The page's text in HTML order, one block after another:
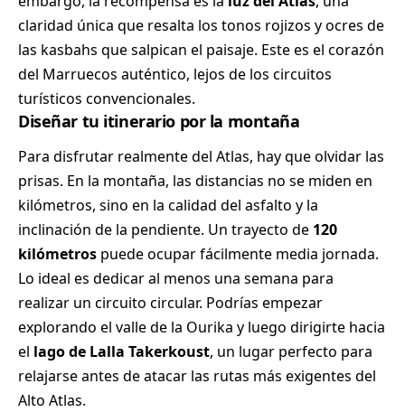
claridad única que resalta los tonos rojizos y ocres de
las kasbahs que salpican el paisaje. Este es el corazón
del Marruecos auténtico, lejos de los circuitos
turísticos convencionales.
Diseñar tu itinerario por la montaña
Para disfrutar realmente del Atlas, hay que olvidar las
prisas. En la montaña, las distancias no se miden en
kilómetros, sino en la calidad del asfalto y la
inclinación de la pendiente. Un trayecto de 120
kilómetros puede ocupar fácilmente media jornada.
Lo ideal es dedicar al menos una semana para
realizar un circuito circular. Podrías empezar
explorando el valle de la Ourika y luego dirigirte hacia
el lago de Lalla Takerkoust, un lugar perfecto para
relajarse antes de atacar las rutas más exigentes del
Alto Atlas.